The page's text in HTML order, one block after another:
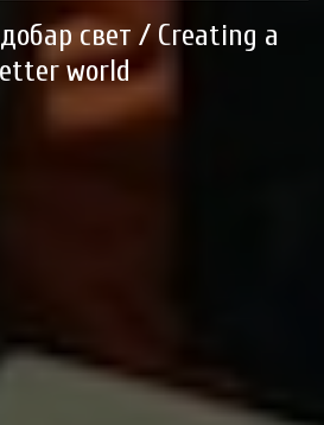
свет / Creating a
world